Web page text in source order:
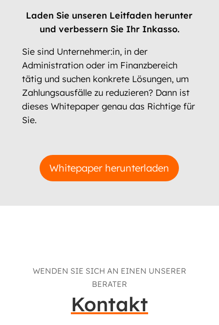
Laden Sie unseren Leitfaden herunter
und verbessern Sie Ihr Inkasso.
Sie sind Unternehmer:in, in der
Administration oder im Finanzbereich
tätig und suchen konkrete Lösungen, um
Zahlungsausfälle zu reduzieren? Dann ist
dieses Whitepaper genau das Richtige für
Sie.
Whitepaper herunterladen
WENDEN SIE SICH AN EINEN UNSERER
BERATER
Kontakt